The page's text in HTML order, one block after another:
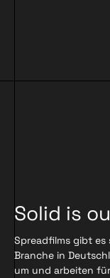
Solid is
Spreadfilms gibt es
Branche in
um und arbeiten